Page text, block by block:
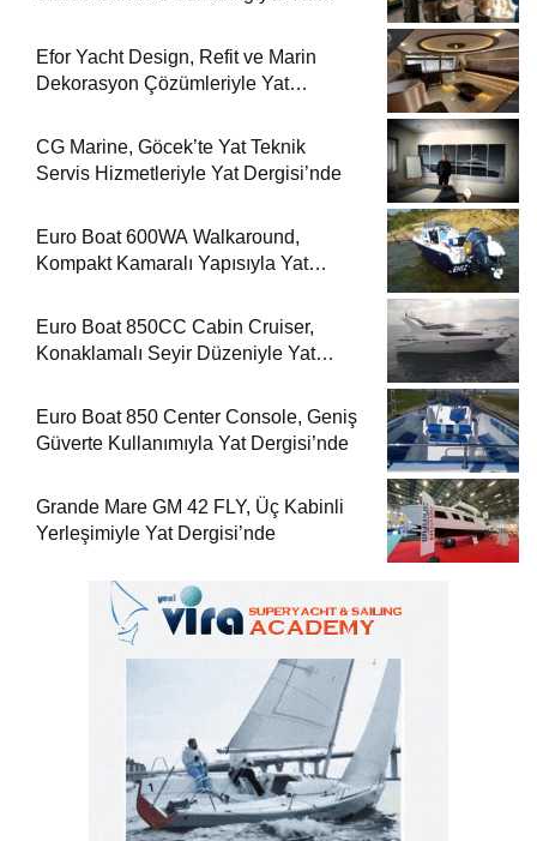
Efor Yacht Design, Refit ve Marin
Dekorasyon Çözümleriyle Yat
CG Marine, Göcek’te Yat Teknik
Servis Hizmetleriyle Yat Dergisi’nde
Euro Boat 600WA Walkaround,
Kompakt Kamaralı Yapısıyla Yat
Euro Boat 850CC Cabin Cruiser,
Konaklamalı Seyir Düzeniyle Yat
Euro Boat 850 Center Console, Geniş
Güverte Kullanımıyla Yat Dergisi’nde
Grande Mare GM 42 FLY, Üç Kabinli
Yerleşimiyle Yat Dergisi’nde